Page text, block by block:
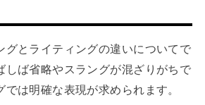
グとライティングの違いについてで
しば省略やスラングが混ざりがちで
は明確な表現が求められます。